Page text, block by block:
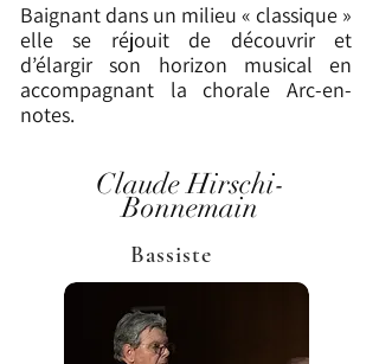
Baignant dans un milieu « classique »
elle se réjouit de découvrir et
d’élargir son horizon musical en
accompagnant la chorale Arc-en-
notes.
Claude Hirschi-
Bonnemain
Bassiste